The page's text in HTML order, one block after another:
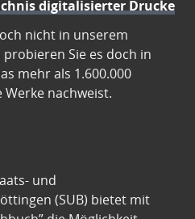
digitalisierter Drucke
nicht in unserem
Sie es doch in
mehr als 1.600.000
nachweist.
und
(SUB) bietet mit